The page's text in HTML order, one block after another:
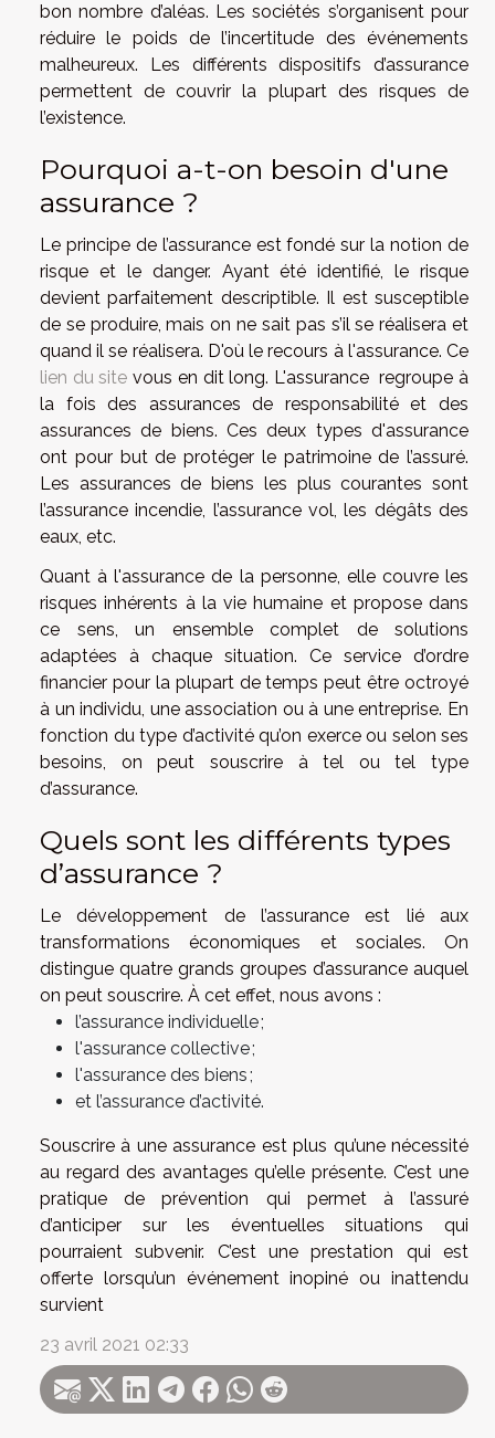
bon nombre d’aléas. Les sociétés s’organisent pour
réduire le poids de l’incertitude des événements
malheureux. Les différents dispositifs d’assurance
permettent de couvrir la plupart des risques de
l’existence.
Pourquoi a-t-on besoin d'une
assurance ?
Le principe de l’assurance est fondé sur la notion de
risque et le danger. Ayant été identifié, le risque
devient parfaitement descriptible. Il est susceptible
de se produire, mais on ne sait pas s’il se réalisera et
quand il se réalisera. D'où le recours à l'assurance. Ce
lien du site vous en dit long. L'assurance regroupe à
la fois des assurances de responsabilité et des
assurances de biens. Ces deux types d'assurance
ont pour but de protéger le patrimoine de l’assuré.
Les assurances de biens les plus courantes sont
l’assurance incendie, l’assurance vol, les dégâts des
eaux, etc.
Quant à l'assurance de la personne, elle couvre les
risques inhérents à la vie humaine et propose dans
ce sens, un ensemble complet de solutions
adaptées à chaque situation. Ce service d’ordre
financier pour la plupart de temps peut être octroyé
à un individu, une association ou à une entreprise. En
fonction du type d’activité qu’on exerce ou selon ses
besoins, on peut souscrire à tel ou tel type
d’assurance.
Quels sont les différents types
d’assurance ?
Le développement de l’assurance est lié aux
transformations économiques et sociales. On
distingue quatre grands groupes d’assurance auquel
on peut souscrire. À cet effet, nous avons :
l’assurance individuelle ;
l'assurance collective ;
l'assurance des biens ;
et l’assurance d’activité.
Souscrire à une assurance est plus qu’une nécessité
au regard des avantages qu’elle présente. C’est une
pratique de prévention qui permet à l’assuré
d’anticiper sur les éventuelles situations qui
pourraient subvenir. C’est une prestation qui est
offerte lorsqu’un événement inopiné ou inattendu
survient
23 avril 2021 02:33